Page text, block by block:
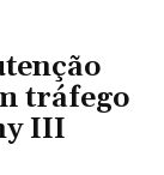
tráfego
III